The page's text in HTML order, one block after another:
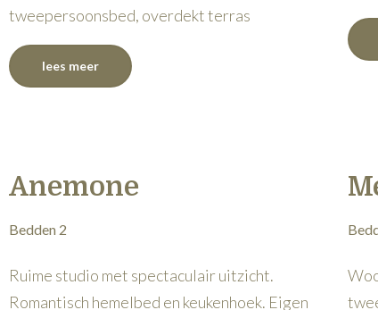
tweepersoonsbed, overdekt terras
lees meer
Anemone
Bedden 2
Ruime studio met spectaculair uitzicht.
Romantisch hemelbed en keukenhoek. Eigen